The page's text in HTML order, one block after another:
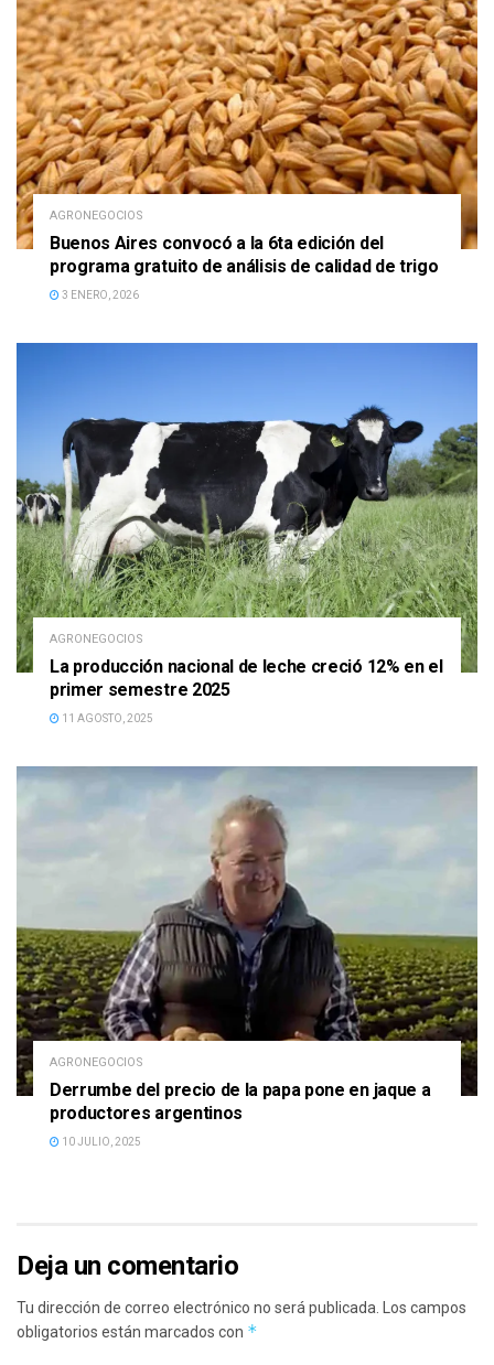
AGRONEGOCIOS
Buenos Aires convocó a la 6ta edición del
programa gratuito de análisis de calidad de trigo
3 ENERO, 2026
AGRONEGOCIOS
La producción nacional de leche creció 12% en el
primer semestre 2025
11 AGOSTO, 2025
AGRONEGOCIOS
Derrumbe del precio de la papa pone en jaque a
productores argentinos
10 JULIO, 2025
Deja un comentario
Tu dirección de correo electrónico no será publicada.
Los campos
obligatorios están marcados con *